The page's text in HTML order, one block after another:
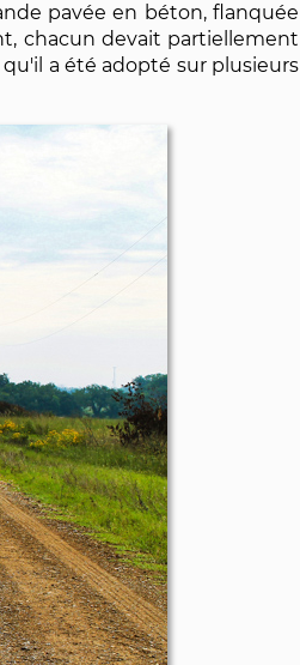
pavée en béton, flanquée
chacun devait partiellement
a été adopté sur plusieurs